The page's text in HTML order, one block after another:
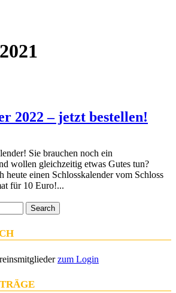
2022 – jetzt bestellen!
Sie brauchen noch ein
wollen gleichzeitig etwas Gutes tun?
heute einen Schlosskalender vom Schloss
für 10 Euro!...
Search
zum Login